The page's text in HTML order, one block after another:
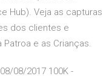
Hub). Veja as capturas
dos clientes e
e as Crianças.
08/2017 100K -